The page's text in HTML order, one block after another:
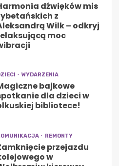
dźwięków mis
z
Wilk – odkryj
moc
WYDARZENIA
bajkowe
dla dzieci w
bibliotece!
REMONTY
przejazdu
w